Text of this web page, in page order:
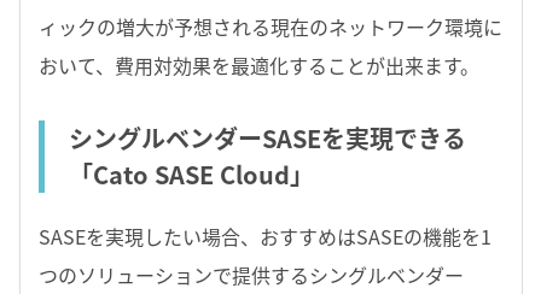
ィックの増大が予想される現在のネットワーク環境に
おいて、費用対効果を最適化することが出来ます。
シングルベンダーSASEを実現できる
「Cato SASE Cloud」
SASEを実現したい場合、おすすめはSASEの機能を1
つのソリューションで提供するシングルベンダー